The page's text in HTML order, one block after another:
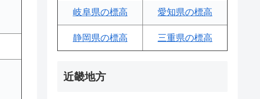
岐阜県の標高 愛知県の標高
静岡県の標高 三重県の標高
近畿地方